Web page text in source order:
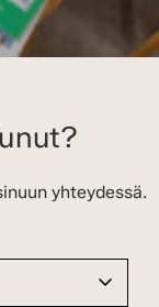
yhteydessä.